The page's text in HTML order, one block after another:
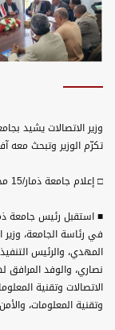
وزير الاتصالات يشيد
تكرّم الوزير وتبحث معه
□ إعلام جامعة ذمار/15 محرم 1448هـ، الموافق 30 يونيو 2026م
■ استقبل رئيس جامعة
في رئاسة الجامعة،
المهدي، والرئيس
نصاري، والوفد المرافق
الاتصالات وتقنية
وتقنية المعلومات،